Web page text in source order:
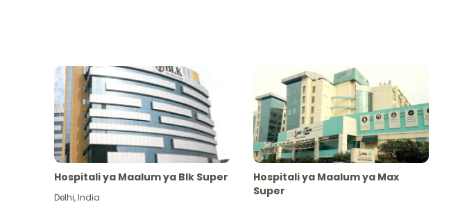
Hospitali ya Maalum ya Blk Super
Delhi,India
Hospitali ya Maalum ya Max
Super